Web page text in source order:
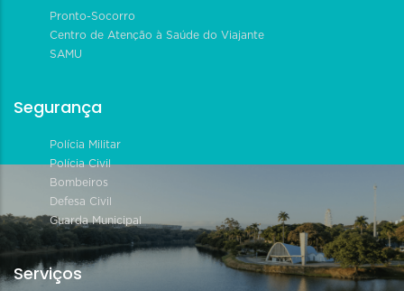
Pronto-Socorro
Centro de Atenção à Saúde do Viajante
SAMU
Segurança
Polícia Militar
Polícia Civil
Bombeiros
Defesa Civil
Guarda Municipal
Serviços